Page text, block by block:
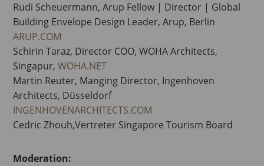
Rudi Scheuermann, Arup Fellow | Director | Global
Building Envelope Design Leader, Arup, Berlin
ARUP.COM
Schirin Taraz, Director COO, WOHA Architects,
Singapur,WOHA.NET
Martin Reuter, Manging Director, Ingenhoven
Architects, Düsseldorf
INGENHOVENARCHITECTS.COM
Cedric Zhouh,Vertreter Singapore Tourism Board
Moderation: